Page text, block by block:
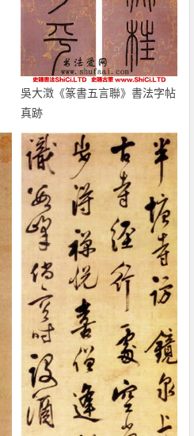
吳大澂《篆書五言聯》書法字帖
真跡